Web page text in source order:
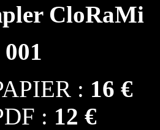
CloRaMi
001
: 16 €
: 12 €